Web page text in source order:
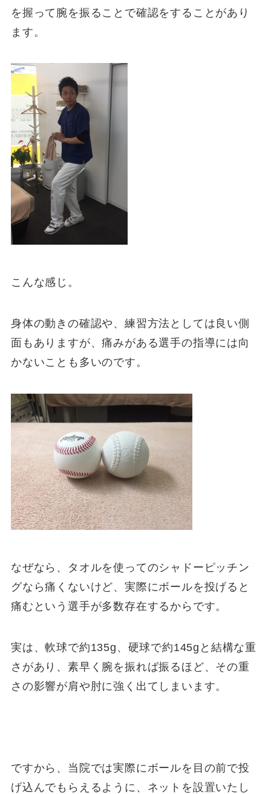
を握って腕を振ることで確認をすることがあり
ます。
こんな感じ。
身体の動きの確認や、練習方法としては良い側
面もありますが、痛みがある選手の指導には向
かないことも多いのです。
なぜなら、タオルを使ってのシャドーピッチン
グなら痛くないけど、実際にボールを投げると
痛むという選手が多数存在するからです。
実は、軟球で約135g、硬球で約145gと結構な重
さがあり、素早く腕を振れば振るほど、その重
さの影響が肩や肘に強く出てしまいます。
ですから、当院では実際にボールを目の前で投
げ込んでもらえるように、ネットを設置いたし